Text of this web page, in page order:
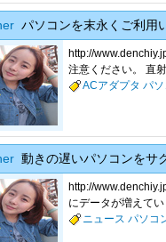
パソコンを末永くご利用
http://
注意ください。 直
ACアダプタ パ
動きの遅いパソコンをサ
http://
にデータが増えて
ニュース パソコ